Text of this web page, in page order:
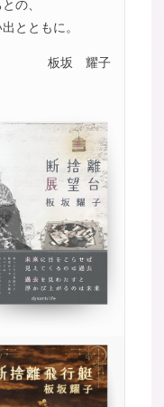
の、
とともに。
板坂 耀子